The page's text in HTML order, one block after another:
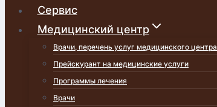
Сервис
Медицинский центр
Врачи, перечень услуг медицинского центра
Прейскурант на медицинские услуги
Программы лечения
Врачи